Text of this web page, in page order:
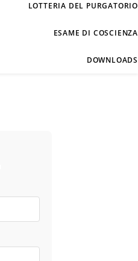
LOTTERIA DEL PURGATORIO
ESAME DI COSCIENZA
DOWNLOADS